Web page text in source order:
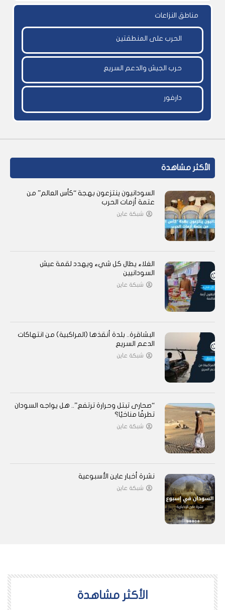
مناطق النزاعات
الحرب على المنطقتين
حرب الجيش والدعم السريع
دارفور
الأكثر مشاهدة
السودانيون ينتزعون بهجة “كأس العالم” من
عتمة أزمات الحرب
شبكة عاين
الغلاء يطال كل شيء ويهدد لقمة عيش
السودانيين
شبكة عاين
البشاقرة.. بلدة أنقذها (المراكبية) من انتهاكات
الدعم السريع
شبكة عاين
“صحارى تبتل وحرارة ترتفع”.. هل يواجه السودان
تطرفًا مناخيًا؟
شبكة عاين
نشرة أخبار عاين الأسبوعية
شبكة عاين
اﻷكثر مشاهدة